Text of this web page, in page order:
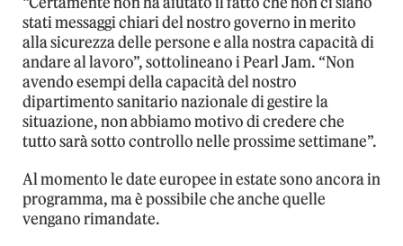
stati messaggi chiari del nostro governo in merito
alla sicurezza delle persone e alla nostra capacità di
andare al lavoro”, sottolineano i Pearl Jam. “Non
avendo esempi della capacità del nostro
dipartimento sanitario nazionale di gestire la
situazione, non abbiamo motivo di credere che
tutto sarà sotto controllo nelle prossime settimane”.
Al momento le date europee in estate sono ancora in
programma, ma è possibile che anche quelle
vengano rimandate.